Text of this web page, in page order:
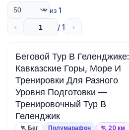
из 1
‹ / 1 ›
Беговой Тур В Геленджике:
Кавказские Горы, Море И
Тренировки Для Разного
Уровня Подготовки —
Тренировочный Тур В
Геленджик
🏃 Бег Полумарафон 🏃 20 км